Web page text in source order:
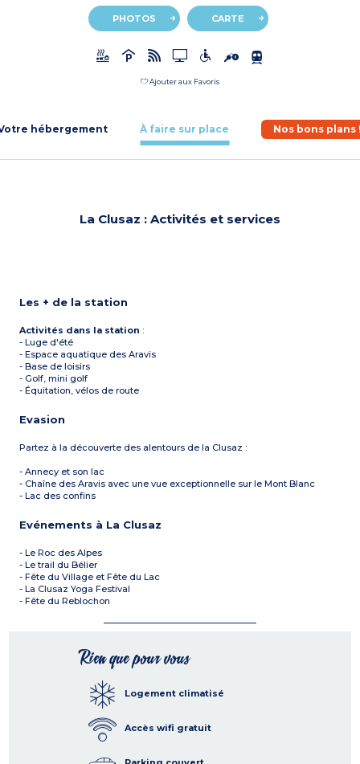
PHOTOS CARTE
Ajouter aux Favoris
hébergement À faire sur place Nos bons plans
La Clusaz : Activités et services
Les + de la station
Activités dans la station :
- Luge d'été
- Espace aquatique des Aravis
- Base de loisirs
- Golf, mini golf
- Équitation, vélos de route
Evasion
Partez à la découverte des alentours de la Clusaz :
- Annecy et son lac
- Chaîne des Aravis avec une vue exceptionnelle sur le Mont Blanc
- Lac des confins
Evénements à La Clusaz
- Le Roc des Alpes
- Le trail du Bélier
- Fête du Village et Fête du Lac
- La Clusaz Yoga Festival
- Fête du Reblochon
Rien que pour vous
Logement climatisé
Accès wifi gratuit